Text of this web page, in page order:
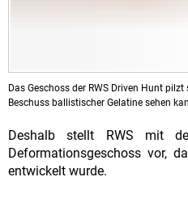
Das Geschoss der RWS Driven Hunt
Beschuss ballistischer Gelatine sehen
Deshalb stellt RWS mit
Deformationsgeschoss vor,
entwickelt wurde.